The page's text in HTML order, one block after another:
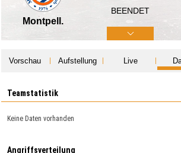
Montpell.
BEENDET
Vorschau Aufstellung Live
Teamstatistik
Keine Daten vorhanden
Angriffsverteilung